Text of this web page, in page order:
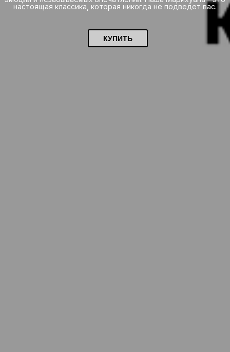
настоящая классика, которая никогда не подведет вас.
КУПИТЬ